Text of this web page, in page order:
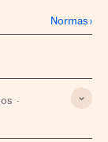
Normas›